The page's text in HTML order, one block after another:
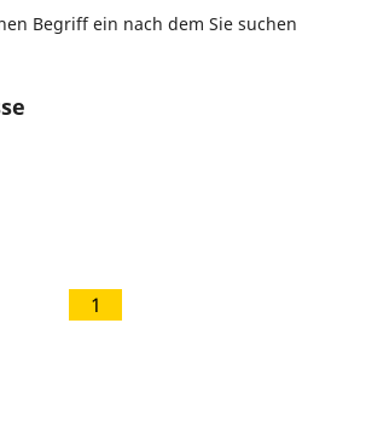
Begriff ein nach dem Sie suchen
1